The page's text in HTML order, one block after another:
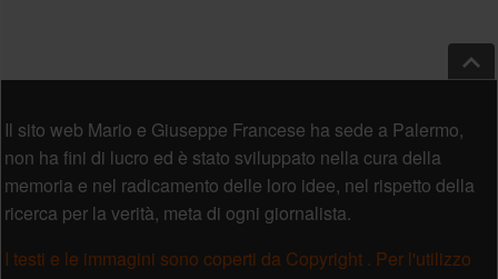
Il sito web Mario e Giuseppe Francese ha sede a Palermo,
non ha fini di lucro ed è stato sviluppato nella cura della
memoria e nel radicamento delle loro idee, nel rispetto della
ricerca per la verità, meta di ogni giornalista.
I testi e le immagini sono coperti da Copyright . Per l'utilizzo